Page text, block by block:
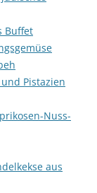
Buffet
Pistazien
Nuss-
aus